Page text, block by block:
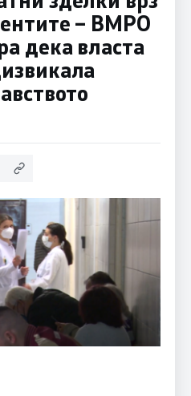
– ВМРО
дека власта